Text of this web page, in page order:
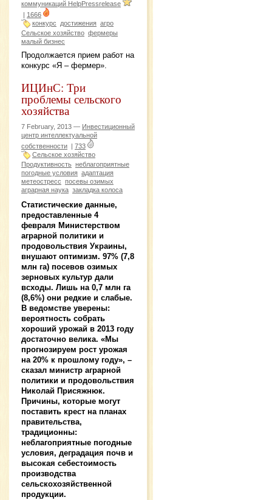
коммуникаций HelpPressrelease
| 1666
конкурс
достижения агро
Сельское хозяйство фермеры
малый бизнес
Продолжается прием работ на
конкурс «Я – фермер».
ИЦИнС: Три
проблемы сельского
хозяйства
7 February, 2013 — Инвестиционный
центр интеллектуальной
собственности
733
Сельское хозяйство
Продуктивность неблагоприятные
погодные условия адаптация
метеостресс посевы озимых
аграрная наука закладка колоса
Статистические данные,
предоставленные 4
февраля Министерством
аграрной политики и
продовольствия Украины,
внушают оптимизм. 97% (7,8
млн га) посевов озимых
зерновых культур дали
всходы. Лишь на 0,7 млн га
(8,6%) они редкие и слабые.
В ведомстве уверены:
вероятность собрать
хороший урожай в 2013 году
достаточно велика. «Мы
прогнозируем рост урожая
на 20% к прошлому году», –
сказал министр аграрной
политики и продовольствия
Николай Присяжнюк.
Причины, которые могут
поставить крест на планах
правительства,
традиционны:
неблагоприятные погодные
условия, деградация почв и
высокая себестоимость
производства
сельскохозяйственной
продукции.